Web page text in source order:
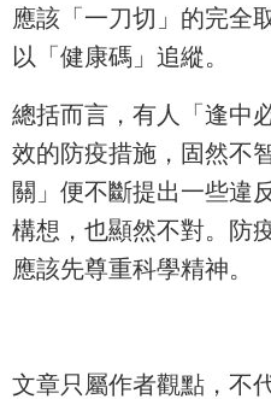
應該「一刀切」的完全
以「健康碼」追縱。
總括而言，有人「逢中
效的防疫措施，固然不
關」便不斷提出一些違
構想，也顯然不對。防
應該先尊重科學精神。
文章只屬作者觀點，不